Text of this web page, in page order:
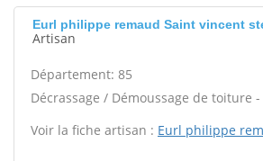
Eurl philippe remaud Saint vincent
Artisan
Département: 85
Décrassage / Démoussage de toiture -
Voir la fiche artisan : Eurl philippe